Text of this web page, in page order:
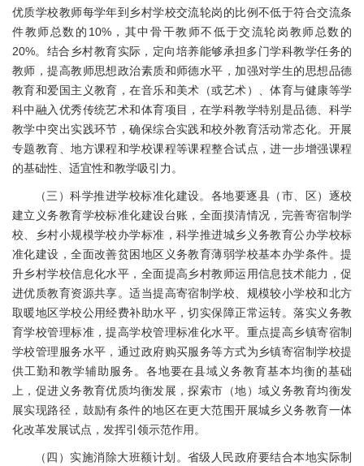
优质学校教师每学年到乡村学校交流轮岗的比例不低于符合交流条
件教师总数的10%，其中骨干教师不低于交流轮岗教师总数的
20%。结合乡村教育实际，定向培养能够承担多门学科教学任务的
教师，提高教师思想政治素质和师德水平，加强对学生的思想品德
教育和爱国主义教育，在音乐和美术（或艺术）、体育与健康等学
科中融入优秀传统艺术和体育项目，在学科教学特别是品德、科学
教学中突出实践环节，确保综合实践和校外教育活动常态化。开展
专题教育、地方课程和学校课程等课程整合试点，进一步增强课程
的基础性、适宜性和教学吸引力。
（三）科学推进学校标准化建设。各地要逐县（市、区）逐校
建立义务教育学校标准化建设台账，全面摸清情况，完善寄宿制学
校、乡村小规模学校办学标准，科学推进城乡义务教育公办学校标
准化建设，全面改善贫困地区义务教育薄弱学校基本办学条件。提
升乡村学校信息化水平，全面提高乡村教师运用信息技术能力，促
进优质教育资源共享。适当提高寄宿制学校、规模较小学校和北方
取暖地区学校公用经费补助水平，切实保障正常运转。落实义务教
育学校管理标准，提高学校管理标准化水平。重点提高乡镇寄宿制
学校管理服务水平，通过政府购买服务等方式为乡镇寄宿制学校提
供工勤和教学辅助服务。各地要在县域义务教育基本均衡的基础
上，促进义务教育优质均衡发展，探索市（地）域义务教育均衡发
展实现路径，鼓励有条件的地区在更大范围开展城乡义务教育一体
化改革发展试点，发挥引领示范作用。
（四）实施消除大班额计划。省级人民政府要结合本地实际制